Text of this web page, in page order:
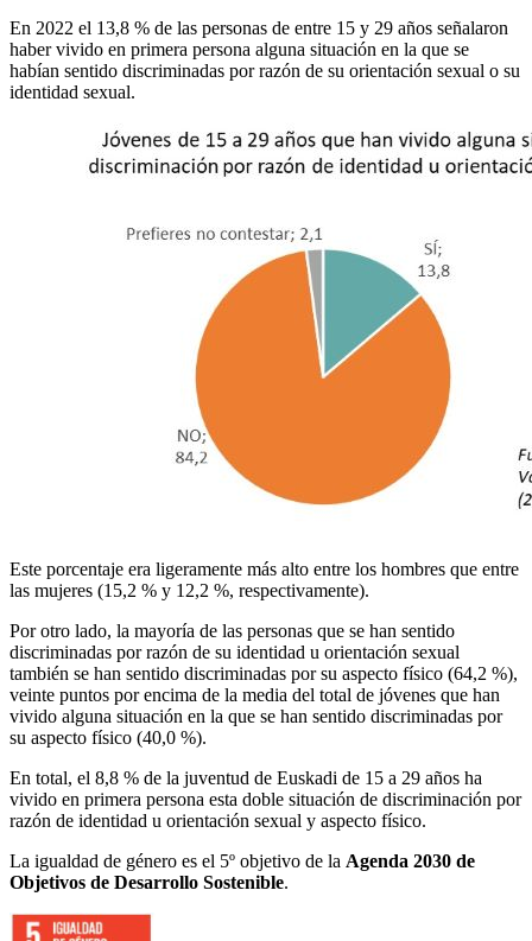
En 2022 el 13,8 % de las personas de entre 15 y 29 años señalaron
haber vivido en primera persona alguna situación en la que se
habían sentido discriminadas por razón de su orientación sexual o su
identidad sexual.
Este porcentaje era ligeramente más alto entre los hombres que entre
las mujeres (15,2 % y 12,2 %, respectivamente).
Por otro lado, la mayoría de las personas que se han sentido
discriminadas por razón de su identidad u orientación sexual
también se han sentido discriminadas por su aspecto físico (64,2 %),
veinte puntos por encima de la media del total de jóvenes que han
vivido alguna situación en la que se han sentido discriminadas por
su aspecto físico (40,0 %).
En total, el 8,8 % de la juventud de Euskadi de 15 a 29 años ha
vivido en primera persona esta doble situación de discriminación por
razón de identidad u orientación sexual y aspecto físico.
La igualdad de género es el 5º objetivo de la Agenda 2030 de
Objetivos de Desarrollo Sostenible.